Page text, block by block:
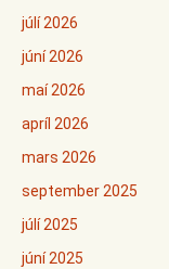
júlí 2026
júní 2026
maí 2026
apríl 2026
mars 2026
september 2025
júlí 2025
júní 2025